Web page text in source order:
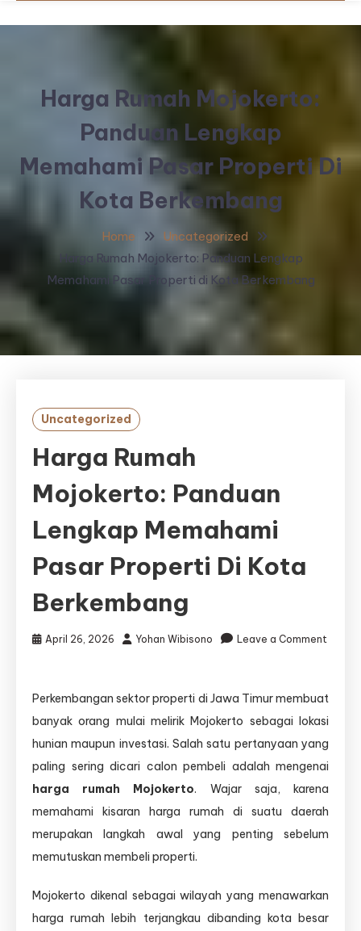
Harga Rumah Mojokerto:
Panduan Lengkap
Memahami Pasar Properti Di
Kota Berkembang
Home
Uncategorized
Harga Rumah Mojokerto: Panduan Lengkap
Memahami Pasar Properti di Kota Berkembang
Uncategorized
Harga Rumah
Mojokerto: Panduan
Lengkap Memahami
Pasar Properti Di Kota
Berkembang
April 26, 2026 Yohan Wibisono
Leave a Comment
Rumah
Panduan
Lengkap
Memahami
Pasar
Properti
di
Berkembang
Perkembangan sektor properti di Jawa Timur membuat
banyak orang mulai melirik Mojokerto sebagai lokasi
hunian maupun investasi. Salah satu pertanyaan yang
paling sering dicari calon pembeli adalah mengenai
harga rumah Mojokerto. Wajar saja, karena
memahami kisaran harga rumah di suatu daerah
merupakan langkah awal yang penting sebelum
memutuskan membeli properti.
Mojokerto dikenal sebagai wilayah yang menawarkan
harga rumah lebih terjangkau dibanding kota besar